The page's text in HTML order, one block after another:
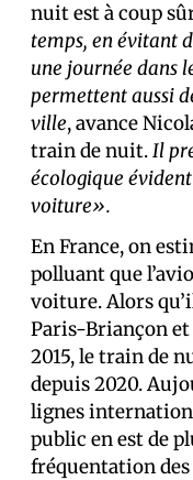
nuit est à coup
temps, en évitant
une journée dans
permettent aussi
ville, avance
train de nuit.Il
écologique
voiture».
En France, on
polluant que
voiture. Alors
Paris-Briançon
2015, le train de
depuis 2020.
lignes
public en est de
fréquentation